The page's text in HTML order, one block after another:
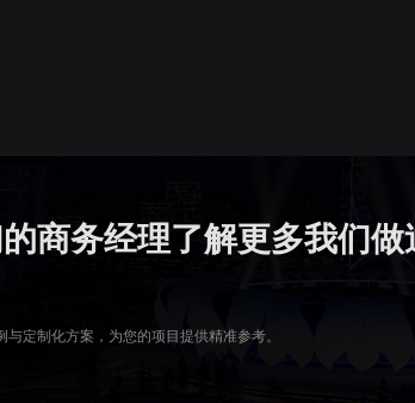
据管家 轻装3D
模型轻量
商务经理了解更多我们做
定制化方案，为您的项目提供精准参考。